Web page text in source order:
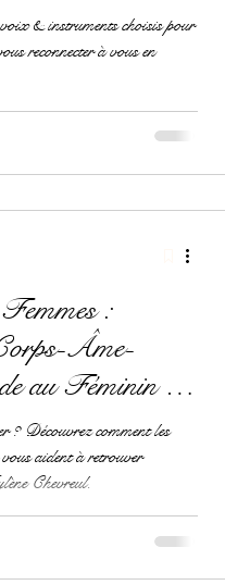
& instruments choisis pour
reconnecter à vous en
:
Âme-
au Féminin |
? Découvrez comment les
aident à retrouver
Chevreul.